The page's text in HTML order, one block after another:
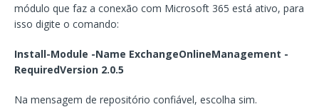
módulo que faz a conexão com Microsoft 365 está ativo, para
isso digite o comando:
Install-Module -Name ExchangeOnlineManagement -
RequiredVersion 2.0.5
Na mensagem de repositório confiável, escolha sim.